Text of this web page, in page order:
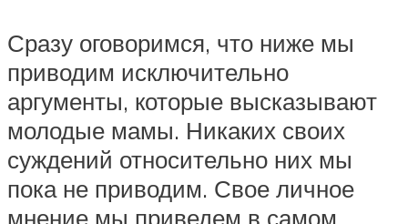
Сразу оговоримся, что ниже мы
приводим исключительно
аргументы, которые высказывают
молодые мамы. Никаких своих
суждений относительно них мы
пока не приводим. Свое личное
мнение мы приведем в самом